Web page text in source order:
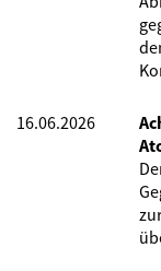
16.06.2026